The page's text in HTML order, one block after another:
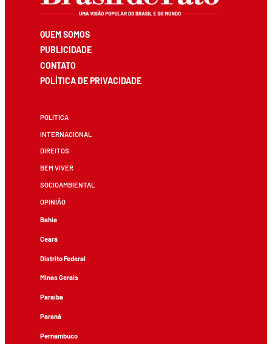
QUEM SOMOS
PUBLICIDADE
CONTATO
POLÍTICA DE PRIVACIDADE
POLÍTICA
INTERNACIONAL
DIREITOS
BEM VIVER
SOCIOAMBIENTAL
OPINIÃO
Bahia
Ceará
Distrito Federal
Minas Gerais
Paraíba
Paraná
Pernambuco